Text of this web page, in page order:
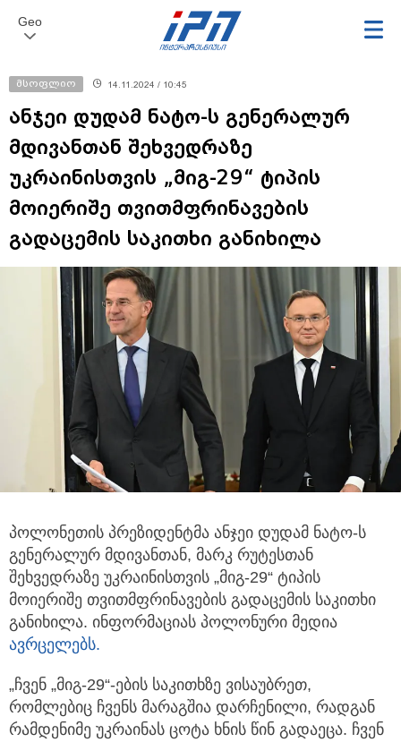
Geo
მსოფლიო 14.11.2024 / 10:45
ანჯეი დუდამ ნატო-ს გენერალურ
მდივანთან შეხვედრაზე
უკრაინისთვის „მიგ-29“ ტიპის
მოიერიშე თვითმფრინავების
გადაცემის საკითხი განიხილა
პოლონეთის პრეზიდენტმა ანჯეი დუდამ ნატო-ს
გენერალურ მდივანთან, მარკ რუტესთან
შეხვედრაზე უკრაინისთვის „მიგ-29“ ტიპის
მოიერიშე თვითმფრინავების გადაცემის საკითხი
განიხილა. ინფორმაციას პოლონური მედია
ავრცელებს.
„ჩვენ „მიგ-29“-ების საკითხზე ვისაუბრეთ,
რომლებიც ჩვენს მარაგშია დარჩენილი, რადგან
რამდენიმე უკრაინას ცოტა ხნის წინ გადაეცა. ჩვენ